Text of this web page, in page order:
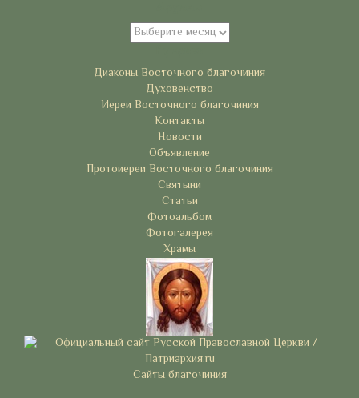
Архивы
Диаконы Восточного благочиния
Духовенство
Иереи Восточного благочиния
Контакты
Новости
Объявление
Протоиереи Восточного благочиния
Святыни
Статьи
Фотоальбом
Фотогалерея
Храмы
Сайты благочиния